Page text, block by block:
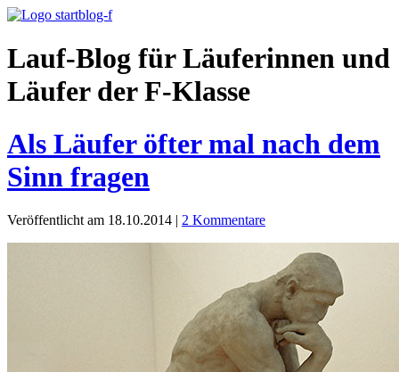
Lauf-Blog für Läuferinnen und
Läufer der F-Klasse
Als Läufer öfter mal nach dem
Sinn fragen
Veröffentlicht am 18.10.2014 | 2 Kommentare